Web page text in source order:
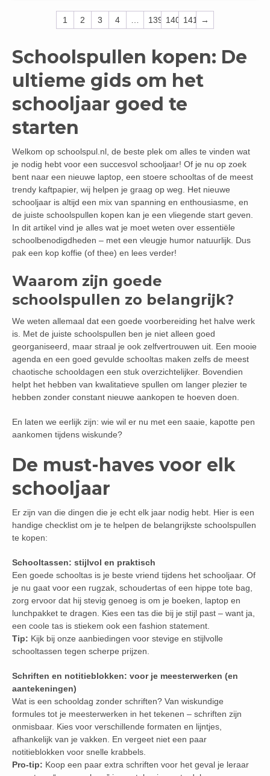
1 2 3 4 139 140 141 →
Schoolspullen kopen: De
ultieme gids om het
schooljaar goed te
starten
Welkom op schoolspul.nl, de beste plek om alles te vinden wat
je nodig hebt voor een succesvol schooljaar! Of je nu op zoek
bent naar een nieuwe laptop, een stoere schooltas of de meest
trendy kaftpapier, wij helpen je graag op weg. Het nieuwe
schooljaar is altijd een mix van spanning en enthousiasme, en
de juiste schoolspullen kopen kan je een vliegende start geven.
In dit artikel vind je alles wat je moet weten over essentiële
schoolbenodigdheden – met een vleugje humor natuurlijk. Dus
pak een kop koffie (of thee) en lees verder!
Waarom zijn goede
schoolspullen zo belangrijk?
We weten allemaal dat een goede voorbereiding het halve werk
is. Met de juiste schoolspullen ben je niet alleen goed
georganiseerd, maar straal je ook zelfvertrouwen uit. Een mooie
agenda en een goed gevulde schooltas maken zelfs de meest
chaotische schooldagen een stuk overzichtelijker. Bovendien
helpt het hebben van kwalitatieve spullen om langer plezier te
hebben zonder constant nieuwe aankopen te hoeven doen.
En laten we eerlijk zijn: wie wil er nu met een saaie, kapotte pen
aankomen tijdens wiskunde?
De must-haves voor elk
schooljaar
Er zijn van die dingen die je echt elk jaar nodig hebt. Hier is een
handige checklist om je te helpen de belangrijkste schoolspullen
te kopen:
Schooltassen: stijlvol en praktisch
Een goede schooltas is je beste vriend tijdens het schooljaar. Of
je nu gaat voor een rugzak, schoudertas of een hippe tote bag,
zorg ervoor dat hij stevig genoeg is om je boeken, laptop en
lunchpakket te dragen. Kies een tas die bij je stijl past – want ja,
een coole tas is stiekem ook een fashion statement.
Tip: Kijk bij onze aanbiedingen voor stevige en stijlvolle
schooltassen tegen scherpe prijzen.
Schriften en notitieblokken: voor je meesterwerken (en
aantekeningen)
Wat is een schooldag zonder schriften? Van wiskundige
formules tot je meesterwerken in het tekenen – schriften zijn
onmisbaar. Kies voor verschillende formaten en lijntjes,
afhankelijk van je vakken. En vergeet niet een paar
notitieblokken voor snelle krabbels.
Pro-tip: Koop een paar extra schriften voor het geval je leraar